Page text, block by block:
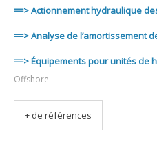
==> Actionnement hydraulique
==> Analyse de l’amortissement
==> Équipements pour unités de
Offshore
+ de références